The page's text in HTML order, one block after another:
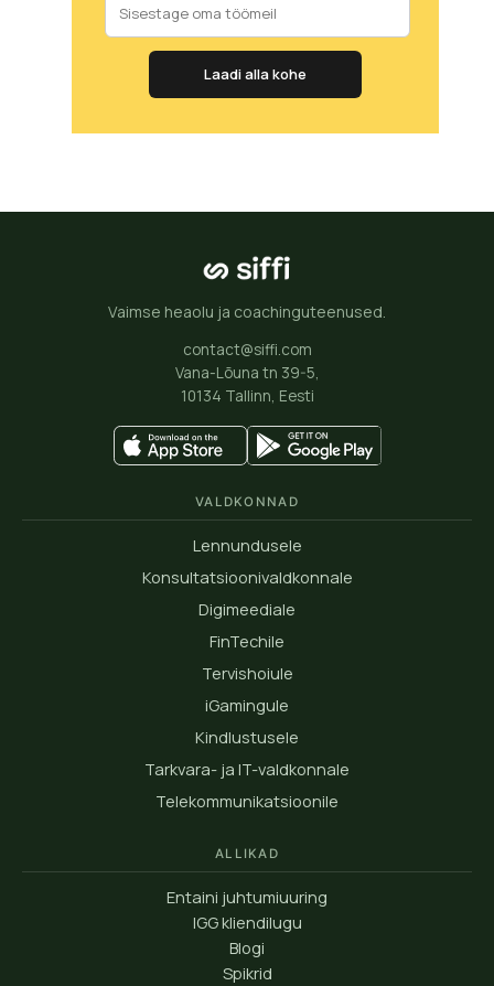
Laadi alla kohe
Vaimse heaolu ja coachinguteenused.
contact@siffi.com
Vana-Lõuna tn 39-5,
10134 Tallinn, Eesti
VALDKONNAD
Lennundusele
Konsultatsioonivaldkonnale
Digimeediale
FinTechile
Tervishoiule
iGamingule
Kindlustusele
Tarkvara- ja IT-valdkonnale
Telekommunikatsioonile
ALLIKAD
Entaini juhtumiuuring
IGG kliendilugu
Blogi
Spikrid